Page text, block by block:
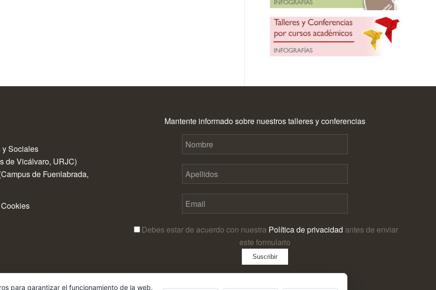
Sociales
de Vicálvaro, URJC)
de Fuenlabrada,
Cookies
Mantente informado sobre nuestros talleres y conferencias
Debes estar de acuerdo con nuestra Política de privacidad antes de enviar
este formulario
para garantizar el funcionamiento de la web,